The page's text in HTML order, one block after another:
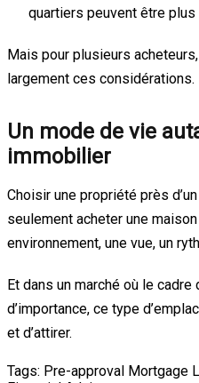
quartiers peuvent être plus
Mais pour plusieurs
largement ces considérations.
Un mode de vie
immobilier
Choisir une propriété près
seulement acheter une
environnement, une vue, un
Et dans un marché où le
d’importance, ce type
et d’attirer.
Tags: Pre-approval Mortgage